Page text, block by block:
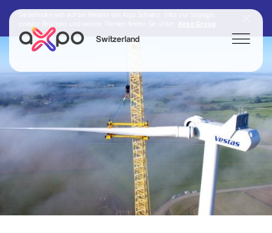
Switzerland
Search
Axpo Group